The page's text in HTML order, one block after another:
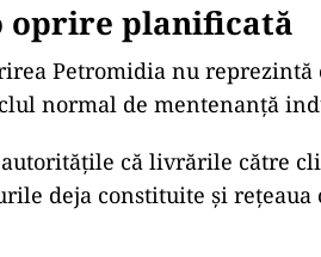
oprire planificată
Petromidia nu reprezintă
normal de mentenanță
că livrările către
deja constituite și rețeaua